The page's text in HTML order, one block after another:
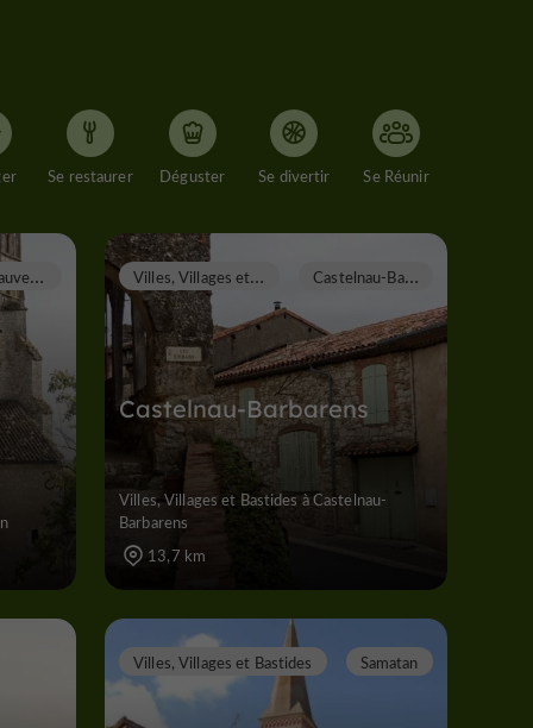
Se restaurer Déguster Se divertir Se Réunir
M
auvezin
Castelnau-Barbarens
V
illes, Villages et Bastides C
astelnau-Barbarens
Villes, Villages et Bastides à Castelnau-
Barbarens
13,7 km
Villes, Villages et Bastides Samatan